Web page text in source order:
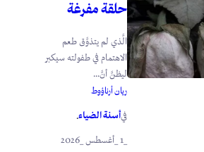
حلقة مفرغة
الَّذي لم يتذوَّق طعم
الاهتمام في طفولته سيكبر
ليظنَّ أنَّ...
ريان أرناؤوط
فيأسنة الضياء.
_1 _أغسطس _2026